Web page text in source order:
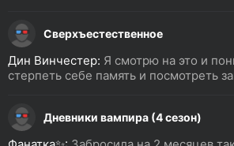
Сверхъестественное
Дин Винчестер: Я смотрю на это и
стерпеть себе память и посмотреть
Дневники вампира (4 сезон)